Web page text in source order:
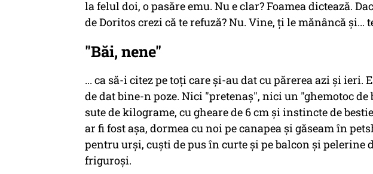
la felul doi, o pasăre emu. Nu e clar? Foamea dictează.
de Doritos crezi că te refuză? Nu. Vine, ți le mănâncă și...
"Băi, nene"
... ca să-i citez pe toți care și-au dat cu părerea azi și ieri.
de dat bine-n poze. Nici "pretenaș", nici un "ghemotoc de
sute de kilograme, cu gheare de 6 cm și instincte de
ar fi fost așa, dormea cu noi pe canapea și găseam în
pentru urși, cuști de pus în curte și pe balcon și pelerine
friguroși.